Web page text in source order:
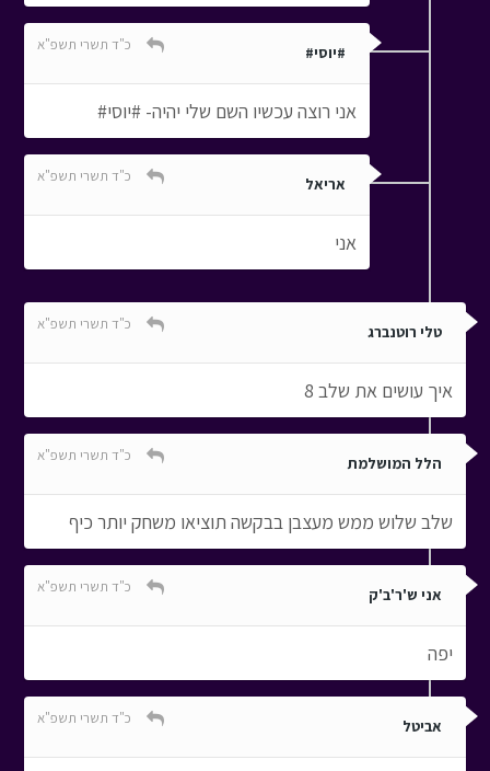
#יוסי# כ"ד תשרי תשפ"א
אני רוצה עכשיו השם שלי יהיה- #יוסי#
אריאל כ"ד תשרי תשפ"א
אני
טלי רוטנברג כ"ד תשרי תשפ"א
איך עושים את שלב 8
הלל המושלמת כ"ד תשרי תשפ"א
שלב שלוש ממש מעצבן בבקשה תוציאו משחק יותר כיף
אני ש'ר'ב'ק כ"ד תשרי תשפ"א
יפה
אביטל כ"ד תשרי תשפ"א